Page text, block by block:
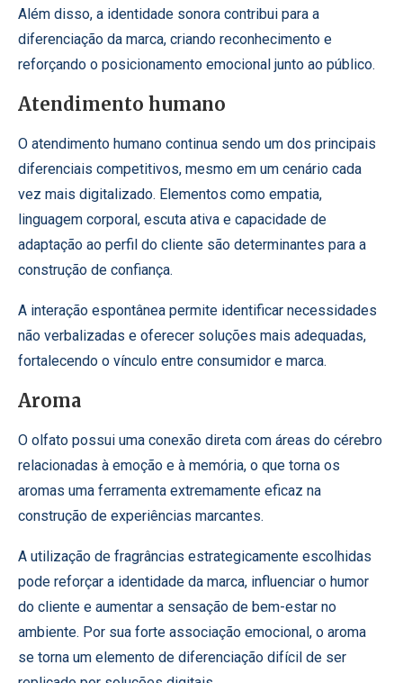
Além disso, a identidade sonora contribui para a
diferenciação da marca, criando reconhecimento e
reforçando o posicionamento emocional junto ao público.
Atendimento humano
O atendimento humano continua sendo um dos principais
diferenciais competitivos, mesmo em um cenário cada
vez mais digitalizado. Elementos como empatia,
linguagem corporal, escuta ativa e capacidade de
adaptação ao perfil do cliente são determinantes para a
construção de confiança.
A interação espontânea permite identificar necessidades
não verbalizadas e oferecer soluções mais adequadas,
fortalecendo o vínculo entre consumidor e marca.
Aroma
O olfato possui uma conexão direta com áreas do cérebro
relacionadas à emoção e à memória, o que torna os
aromas uma ferramenta extremamente eficaz na
construção de experiências marcantes.
A utilização de fragrâncias estrategicamente escolhidas
pode reforçar a identidade da marca, influenciar o humor
do cliente e aumentar a sensação de bem-estar no
ambiente. Por sua forte associação emocional, o aroma
se torna um elemento de diferenciação difícil de ser